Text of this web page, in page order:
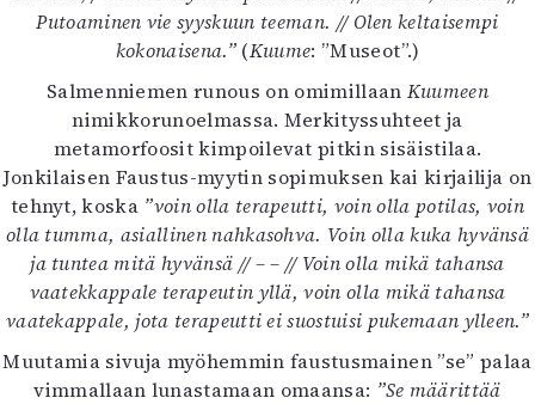
Putoaminen vie syyskuun teeman. // Olen keltaisempi
kokonaisena.” (Kuume: ”Museot”.)
Salmenniemen runous on omimillaan Kuumeen
nimikkorunoelmassa. Merkityssuhteet ja
metamorfoosit kimpoilevat pitkin sisäistilaa.
Jonkilaisen Faustus-myytin sopimuksen kai kirjailija on
tehnyt, koska ”voin olla terapeutti, voin olla potilas, voin
olla tumma, asiallinen nahkasohva. Voin olla kuka hyvänsä
ja tuntea mitä hyvänsä // – – // Voin olla mikä tahansa
vaatekkappale terapeutin yllä, voin olla mikä tahansa
vaatekappale, jota terapeutti ei suostuisi pukemaan ylleen.”
Muutamia sivuja myöhemmin faustusmainen ”se” palaa
vimmallaan lunastamaan omaansa: ”Se määrittää